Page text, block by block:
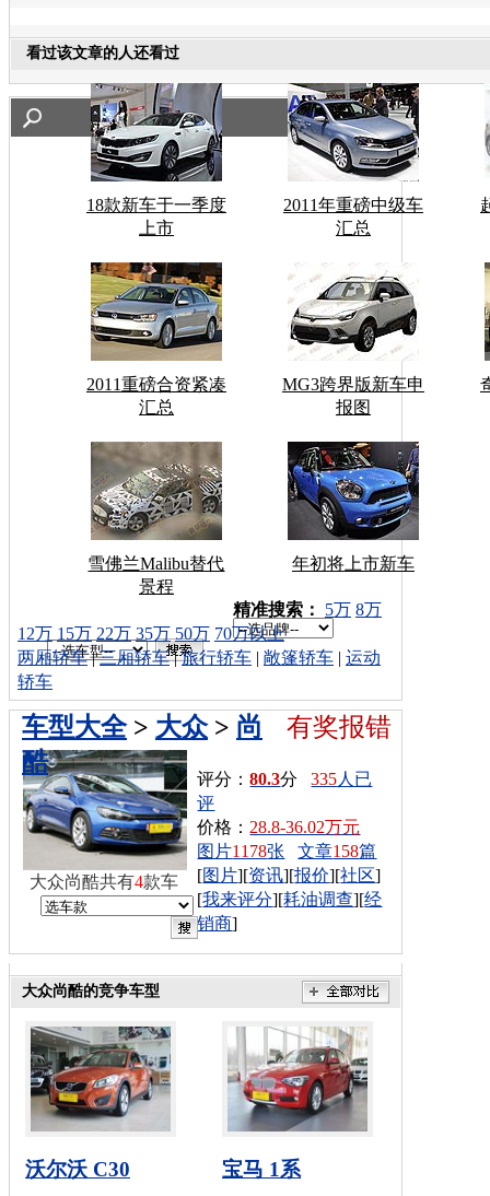
看过该文章的人还看过
18款新车于一季度
上市
2011年重磅中级车
汇总
2011重磅合资紧凑
汇总
MG3跨界版新车申
报图
雪佛兰Malibu替代
景程
年初将上市新车
车型搜索：
精准搜索： 5万 8万
12万 15万 22万 35万 50万 70万以上
两厢轿车|三厢轿车|旅行轿车 | 敞篷轿车 | 运动
轿车
有奖报错
车型大全> 大众> 尚
酷
评分：80.3分335人已
评
价格： 28.8-36.02万元
图片1178张 文章158篇
[图片][资讯][报价][社区]
[我来评分][耗油调查][经
销商]
大众尚酷共有4款车
大众尚酷的竞争车型
沃尔沃 C30 宝马 1系